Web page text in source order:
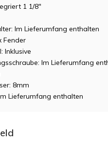
1 1/8"
Im Lieferumfang enthalten
Fender
Inklusive
Im Lieferumfang
8mm
Lieferumfang enthalten